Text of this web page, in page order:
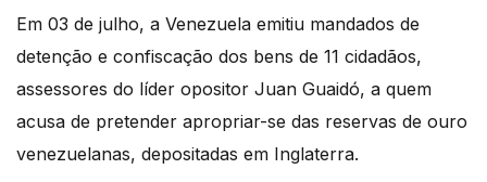
Em 03 de julho, a Venezuela emitiu mandados de
detenção e confiscação dos bens de 11 cidadãos,
assessores do líder opositor Juan Guaidó, a quem
acusa de pretender apropriar-se das reservas de ouro
venezuelanas, depositadas em Inglaterra.